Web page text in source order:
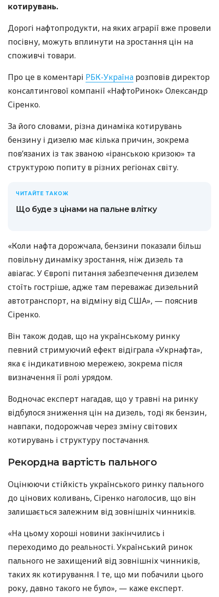
котирувань.
Дорогі нафтопродукти, на яких аграрії вже провели
посівну, можуть вплинути на зростання цін на
споживчі товари.
Про це в коментарі РБК-Україна розповів директор
консалтингової компанії «НафтоРинок» Олександр
Сіренко.
За його словами, різна динаміка котирувань
бензину і дизелю має кілька причин, зокрема
пов’язаних із так званою «іранською кризою» та
структурою попиту в різних регіонах світу.
ЧИТАЙТЕ ТАКОЖ
Що буде з цінами на пальне влітку
«Коли нафта дорожчала, бензини показали більш
повільну динаміку зростання, ніж дизель та
авіагас. У Європі питання забезпечення дизелем
стоїть гостріше, адже там переважає дизельний
автотранспорт, на відміну від США», — пояснив
Сіренко.
Він також додав, що на українському ринку
певний стримуючий ефект відіграла «Укрнафта»,
яка є індикативною мережею, зокрема після
визначення її ролі урядом.
Водночас експерт нагадав, що у травні на ринку
відбулося зниження цін на дизель, тоді як бензин,
навпаки, подорожчав через зміну світових
котирувань і структуру постачання.
Рекордна вартість пального
Оцінюючи стійкість українського ринку пального
до цінових коливань, Сіренко наголосив, що він
залишається залежним від зовнішніх чинників.
«На цьому хороші новини закінчились і
переходимо до реальності. Український ринок
пального не захищений від зовнішніх чинників,
таких як котирування. І те, що ми побачили цього
року, давно такого не було», — каже експерт.